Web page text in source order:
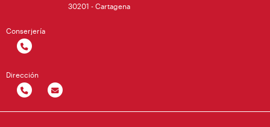
30201 - Cartagena
Conserjería
Dirección